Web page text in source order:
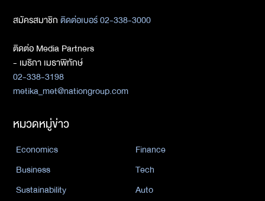
สมัครสมาชิกติดต่อเบอร์ 02-338-3000
ติดต่อ Media Partners
- เมธิกา เมธาพิทักษ์
02-338-3198
metika_met@nationgroup.com
หมวดหมู่ข่าว
Economics
Finance
Business
Tech
Sustainability
Auto